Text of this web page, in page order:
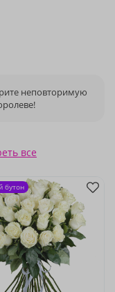
неповторимую
все
бутон